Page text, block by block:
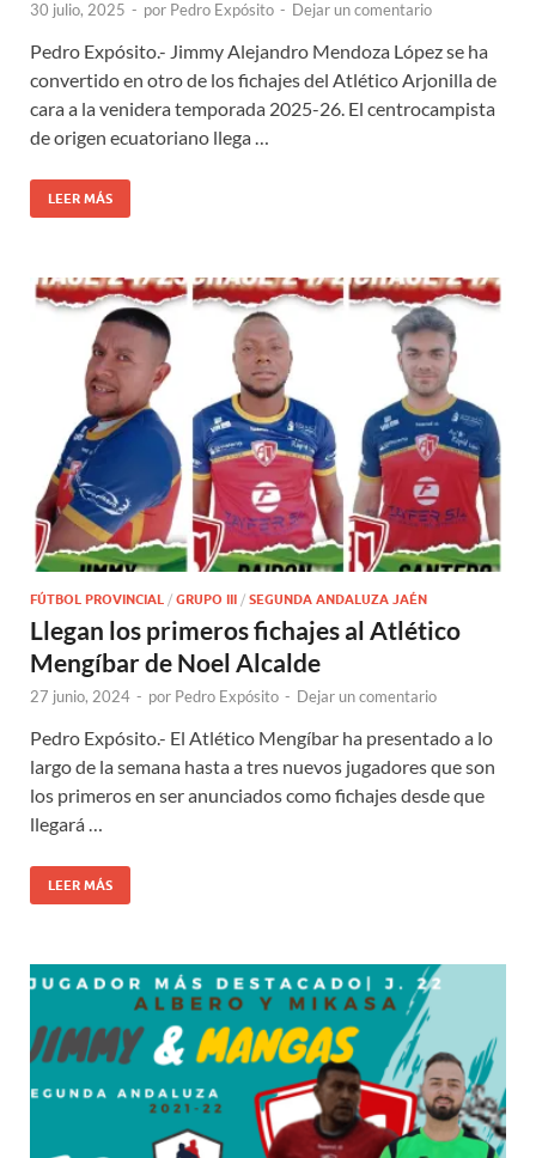
30 julio, 2025 - por Pedro Expósito - Dejar un comentario
Pedro Expósito.- Jimmy Alejandro Mendoza López se ha
convertido en otro de los fichajes del Atlético Arjonilla de
cara a la venidera temporada 2025-26. El centrocampista
de origen ecuatoriano llega …
LEER MÁS
FÚTBOL PROVINCIAL / GRUPO III / SEGUNDA ANDALUZA JAÉN
Llegan los primeros fichajes al Atlético
Mengíbar de Noel Alcalde
27 junio, 2024 - por Pedro Expósito - Dejar un comentario
Pedro Expósito.- El Atlético Mengíbar ha presentado a lo
largo de la semana hasta a tres nuevos jugadores que son
los primeros en ser anunciados como fichajes desde que
llegará …
LEER MÁS